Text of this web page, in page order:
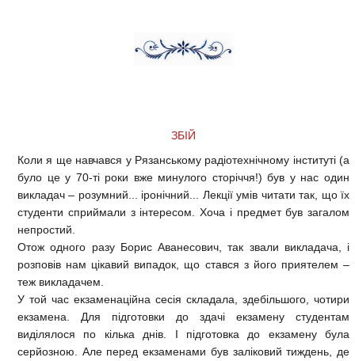
ЗБІЙ
Коли я ще навчався у Рязанському радіотехнічному інституті (а
було це у 70-ті роки вже минулого сторіччя!) був у нас один
викладач – розумний... іронічний... Лекції умів читати так, що їх
студенти сприймали з інтересом. Хоча і предмет був загалом
непростий.
Отож одного разу Борис Аванесович, так звали викладача, і
розповів нам цікавий випадок, що стався з його приятелем –
теж викладачем.
У той час екзаменаційна сесія складала, здебільшого, чотири
екзамена. Для підготовки до здачі екзамену студентам
виділялося по кілька днів. І підготовка до екзамену була
серйозною. Але перед екзаменами був заліковий тиждень, де